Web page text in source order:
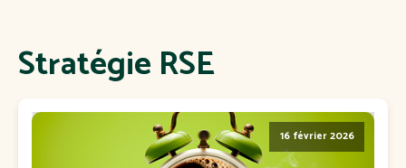
Stratégie RSE
16 février 2026